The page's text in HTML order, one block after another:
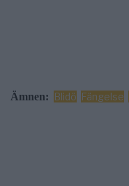
Ämnen: Blidö Fängelse